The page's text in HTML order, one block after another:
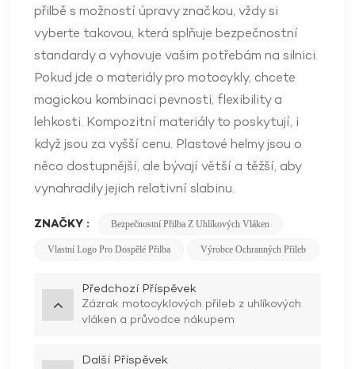
přilbě s možností úpravy značkou, vždy si
vyberte takovou, která splňuje bezpečnostní
standardy a vyhovuje vašim potřebám na silnici.
Pokud jde o materiály pro motocykly, chcete
magickou kombinaci pevnosti, flexibility a
lehkosti. Kompozitní materiály to poskytují, i
když jsou za vyšší cenu. Plastové helmy jsou o
něco dostupnější, ale bývají větší a těžší, aby
vynahradily jejich relativní slabinu.
ZNAČKY : Bezpečnostní Přilba Z Uhlíkových Vláken
Vlastní Logo Pro Dospělé Přilba Výrobce Ochranných Přileb
Předchozí Příspěvek
Zázrak motocyklových přileb z uhlíkových
vláken a průvodce nákupem
Další Příspěvek